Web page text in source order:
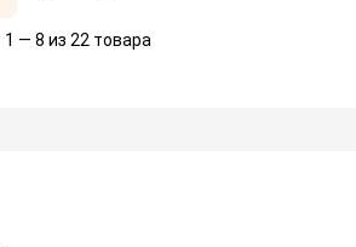
1 — 8 из 22 товара